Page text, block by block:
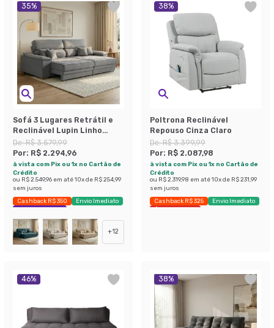
35%
Sofá 3 Lugares Retrátil e
Reclinável Lupin Linho
Cinza 214 cm
De:R$ 3.579,99
Por: R$ 2.294,96
à vista com Pix ou 1x no Cartão de
Crédito
ou R$ 2.549,96 em até10x de R$ 254,99
sem juros
Cashback R$ 350
Envio Imediato
Exclusivo Mobly
+12
38%
Poltrona Reclinável
Repouso Cinza Claro
De:R$ 3.399,99
Por: R$ 2.087,98
à vista com Pix ou 1x no Cartão de
Crédito
ou R$ 2.319,98 em até10x de R$ 231,99
sem juros
Cashback R$ 325
Envio Imediato
Últimas peças
46% 38%